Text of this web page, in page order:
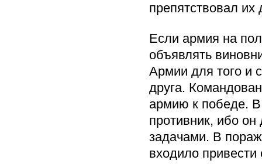
препятствовал
Если армия на
объявлять
Армии для того и
друга.
армию к победе.
противник, ибо
задачами. В
входило